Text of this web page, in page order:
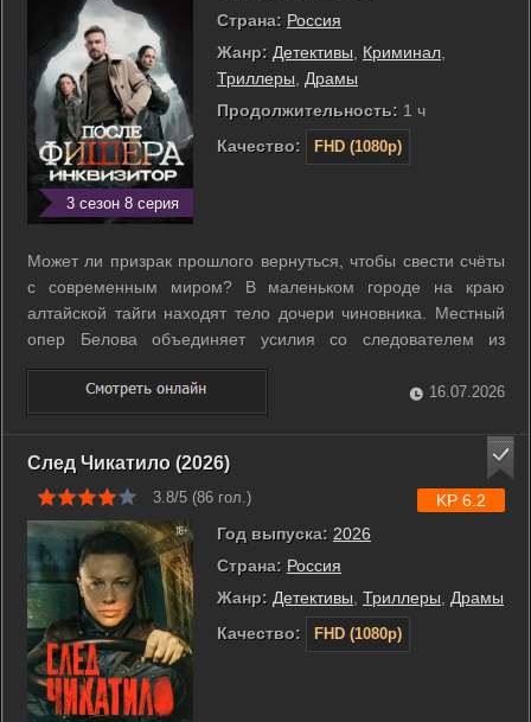
3 сезон 8 серия
Страна: Россия
Жанр: Детективы, Криминал,
Триллеры, Драмы
Продолжительность: 1 ч
Качество:
FHD (1080p)
Может ли призрак прошлого вернуться, чтобы свести счёты
с современным миром? В маленьком городе на краю
алтайской тайги находят тело дочери чиновника. Местный
опер Белова объединяет усилия со следователем из
столицы края Тереховым. Улики указывают на связь с
серией нераскрытых убийств, совершенных много лет назад
известным маньяком. Расследование ...
16.07.2026
След Чикатило (2026)
3.8/5 (86 гол.)
Год выпуска: 2026
Страна: Россия
Жанр: Детективы Триллеры
Драмы
Качество:
FHD (1080p)
KP 6.2